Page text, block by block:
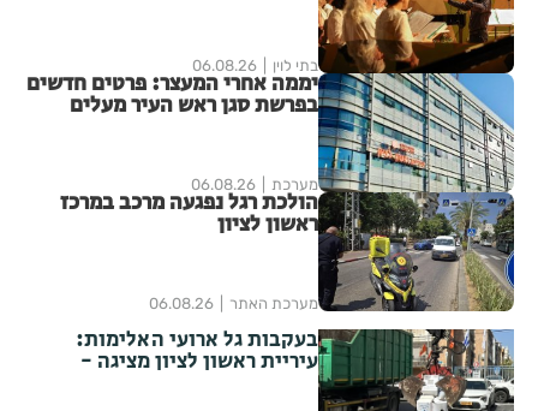
בתי לוין 06.08.26
יממה אחרי המעצר: פרטים חדשים
בפרשת סגן ראש העיר מעלים
מערכת 06.08.26
הולכת רגל נפגעה מרכב במרכז
ראשון לציון
מערכת האתר 06.08.26
בעקבות גל ארועי האלימות:
עיריית ראשון לציון מציגה -